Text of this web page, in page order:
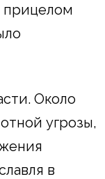
прицелом
Около
угрозы,
в